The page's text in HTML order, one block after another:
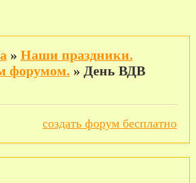
» Наши праздники.
форумом. » День ВДВ
создать форум бесплатно